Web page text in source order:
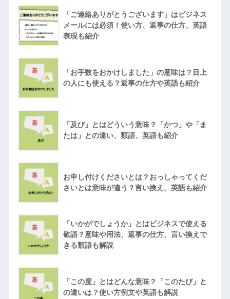
「ご連絡ありがとうございます」はビジネス
メールには必須！使い方、返事の仕方、英語
表現も紹介
「お手数をおかけしました」の意味は？目上
の人にも使える？返事の仕方や英語も紹介
「及び」とはどういう意味？「かつ」や「ま
たは」との違い、類語、英語も紹介
お申し付けくださいとは？おっしゃってくだ
さいとは意味が違う？言い換え、英語も紹介
「いかがでしょうか」とはビジネスで使える
敬語？意味や用法、返事の仕方、言い換えで
きる類語も解説
「この度」とはどんな意味？「このたび」と
の違いは？使い方例文や英語も解説